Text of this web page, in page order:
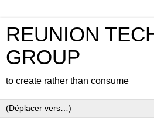
REUNION
GROUP
to create rather than consume